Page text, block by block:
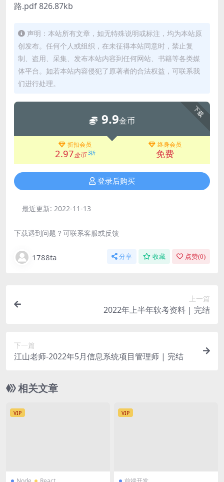
路.pdf 826.87kb
声明：本站所有文章，如无特殊说明或标注，均为本站原
创发布。任何个人或组织，在未征得本站同意时，禁止复
制、盗用、采集、发布本站内容到任何网站、书籍等各类媒
体平台。如若本站内容侵犯了原著者的合法权益，可联系我
们进行处理。
下载
9.9金币
折扣会员
2.97金币 3折
终身会员
免费
登录后购买
最近更新: 2022-11-13
下载遇到问题？可联系客服或反馈
1788ta 分享 收藏 点赞(0)
上一篇
2022年上半年软考资料 | 完结
下一篇
江山老师-2022年5月信息系统项目管理师 | 完结
相关文章
VIP VIP